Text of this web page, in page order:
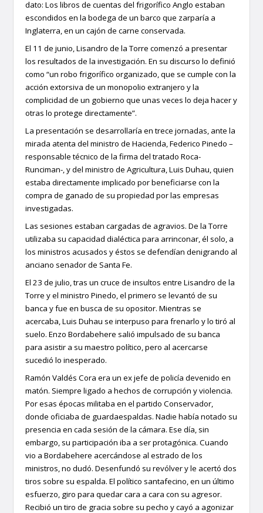
dato: Los libros de cuentas del frigorífico Anglo estaban
escondidos en la bodega de un barco que zarparía a
Inglaterra, en un cajón de carne conservada.
El 11 de junio, Lisandro de la Torre comenzó a presentar
los resultados de la investigación. En su discurso lo definió
como “un robo frigorífico organizado, que se cumple con la
acción extorsiva de un monopolio extranjero y la
complicidad de un gobierno que unas veces lo deja hacer y
otras lo protege directamente”.
La presentación se desarrollaría en trece jornadas, ante la
mirada atenta del ministro de Hacienda, Federico Pinedo –
responsable técnico de la firma del tratado Roca-
Runciman-, y del ministro de Agricultura, Luis Duhau, quien
estaba directamente implicado por beneficiarse con la
compra de ganado de su propiedad por las empresas
investigadas.
Las sesiones estaban cargadas de agravios. De la Torre
utilizaba su capacidad dialéctica para arrinconar, él solo, a
los ministros acusados y éstos se defendían denigrando al
anciano senador de Santa Fe.
El 23 de julio, tras un cruce de insultos entre Lisandro de la
Torre y el ministro Pinedo, el primero se levantó de su
banca y fue en busca de su opositor. Mientras se
acercaba, Luis Duhau se interpuso para frenarlo y lo tiró al
suelo. Enzo Bordabehere salió impulsado de su banca
para asistir a su maestro político, pero al acercarse
sucedió lo inesperado.
Ramón Valdés Cora era un ex jefe de policía devenido en
matón. Siempre ligado a hechos de corrupción y violencia.
Por esas épocas militaba en el partido Conservador,
donde oficiaba de guardaespaldas. Nadie había notado su
presencia en cada sesión de la cámara. Ese día, sin
embargo, su participación iba a ser protagónica. Cuando
vio a Bordabehere acercándose al estrado de los
ministros, no dudó. Desenfundó su revólver y le acertó dos
tiros sobre su espalda. El político santafecino, en un último
esfuerzo, giro para quedar cara a cara con su agresor.
Recibió un tiro de gracia sobre su pecho y cayó a agonizar